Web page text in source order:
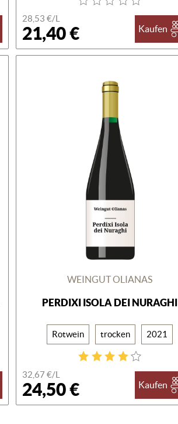
28,53 €/L
21,40 € Kaufen
WEINGUT OLIANAS
PERDIXI ISOLA DEI NURAGHI
Rotwein trocken 2021
32,67 €/L
24,50 € Kaufen